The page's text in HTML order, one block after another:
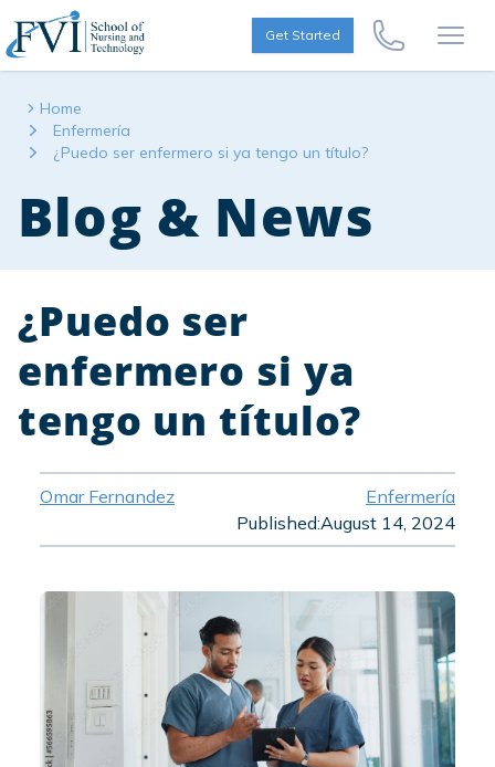
Skip to content
FVI School of Nursing
Get Started
Call Us Now
Home
Enfermería
¿Puedo ser enfermero si ya tengo un título?
Blog & News
¿Puedo ser
enfermero si ya
tengo un título?
Omar Fernandez
Enfermería
Published:August 14, 2024